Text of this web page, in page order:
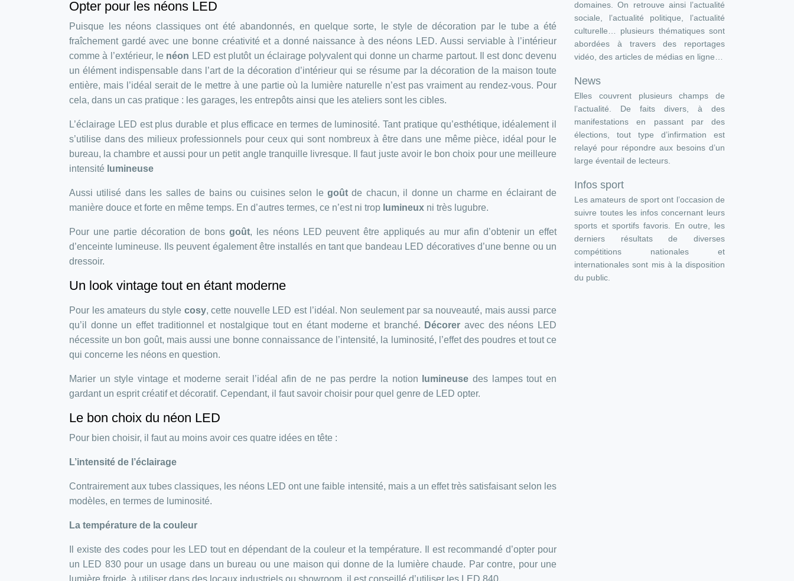
Opter pour les néons LED
Puisque les néons classiques ont été abandonnés, en quelque sorte, le style de décoration par le tube a été
fraîchement gardé avec une bonne créativité et a donné naissance à des néons LED. Aussi serviable à l’intérieur
comme à l’extérieur, le néon LED est plutôt un éclairage polyvalent qui donne un charme partout. Il est donc devenu
un élément indispensable dans l’art de la décoration d’intérieur qui se résume par la décoration de la maison toute
entière, mais l’idéal serait de le mettre à une partie où la lumière naturelle n’est pas vraiment au rendez-vous. Pour
cela, dans un cas pratique : les garages, les entrepôts ainsi que les ateliers sont les cibles.
L’éclairage LED est plus durable et plus efficace en termes de luminosité. Tant pratique qu’esthétique, idéalement il
s’utilise dans des milieux professionnels pour ceux qui sont nombreux à être dans une même pièce, idéal pour le
bureau, la chambre et aussi pour un petit angle tranquille livresque. Il faut juste avoir le bon choix pour une meilleure
intensité lumineuse
Aussi utilisé dans les salles de bains ou cuisines selon le goûtde chacun, il donne un charme en éclairant de
manière douce et forte en même temps. En d’autres termes, ce n’est ni trop lumineux ni très lugubre.
Pour une partie décoration de bons goût, les néons LED peuvent être appliqués au mur afin d’obtenir un effet
d’enceinte lumineuse. Ils peuvent également être installés en tant que bandeau LED décoratives d’une benne ou un
dressoir.
Un look vintage tout en étant moderne
Pour les amateurs du style cosy, cette nouvelle LED est l’idéal. Non seulement par sa nouveauté, mais aussi parce
qu’il donne un effet traditionnel et nostalgique tout en étant moderne et branché. Décorer avec des néons LED
nécessite un bon goût, mais aussi une bonne connaissance de l’intensité, la luminosité, l’effet des poudres et tout ce
qui concerne les néons en question.
Marier un style vintage et moderne serait l’idéal afin de ne pas perdre la notion lumineuse des lampes tout en
gardant un esprit créatif et décoratif. Cependant, il faut savoir choisir pour quel genre de LED opter.
Le bon choix du néon LED
Pour bien choisir, il faut au moins avoir ces quatre idées en tête :
L’intensité de l’éclairage
Contrairement aux tubes classiques, les néons LED ont une faible intensité, mais a un effet très satisfaisant selon les
modèles, en termes de luminosité.
La température de la couleur
Il existe des codes pour les LED tout en dépendant de la couleur et la température. Il est recommandé d’opter pour
un LED 830 pour un usage dans un bureau ou une maison qui donne de la lumière chaude. Par contre, pour une
domaines. On retrouve ainsi l’actualité
sociale, l’actualité politique, l’actualité
culturelle… plusieurs thématiques sont
abordées à travers des reportages
vidéo, des articles de médias en ligne…
News
Elles couvrent plusieurs champs de
l’actualité. De faits divers, à des
manifestations en passant par des
élections, tout type d’infirmation est
relayé pour répondre aux besoins d’un
large éventail de lecteurs.
Infos sport
Les amateurs de sport ont l’occasion de
suivre toutes les infos concernant leurs
sports et sportifs favoris. En outre, les
derniers résultats de diverses
compétitions nationales et
internationales sont mis à la disposition
du public.